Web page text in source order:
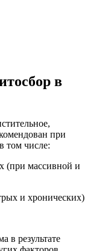
в
при
том числе:
(при массивной и
и хронических)
в результате